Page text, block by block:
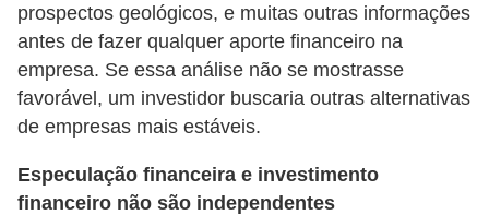
prospectos geológicos, e muitas outras informações
antes de fazer qualquer aporte financeiro na
empresa. Se essa análise não se mostrasse
favorável, um investidor buscaria outras alternativas
de empresas mais estáveis.
Especulação financeira e investimento
financeiro não são independentes
t
E
d
u
c